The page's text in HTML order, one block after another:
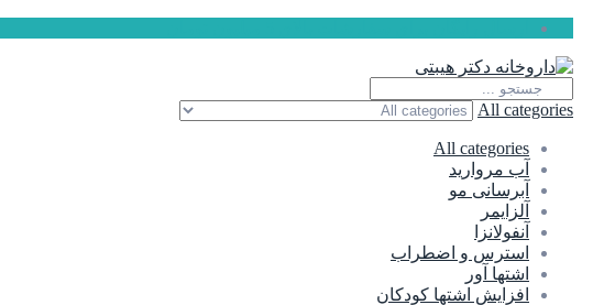
All categories
All categories
آب مروارید
آبرسانی مو
آلزایمر
آنفولانزا
استرس و اضطراب
اشتها آور
افزایش اشتها کودکان